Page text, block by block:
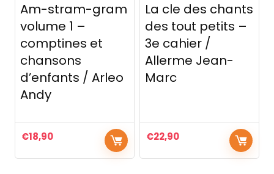
Am-stram-gram
volume 1 –
comptines et
chansons
d’enfants / Arleo
Andy
€18,90
La cle des chants
des tout petits –
3e cahier /
Allerme Jean-
Marc
€22,90